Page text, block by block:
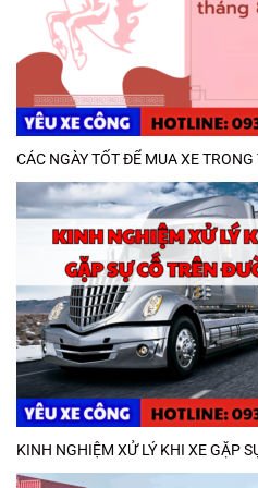
CÁC NGÀY TỐT ĐỂ MUA XE
KINH NGHIỆM XỬ LÝ KHI XE GẶP